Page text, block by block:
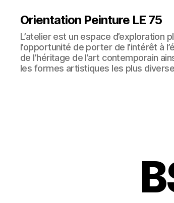
Orientation Peinture LE 75
L’atelier est un espace d’exploration
l’opportunité de porter de l’intérêt à
de l’héritage de l’art contemporain
les formes artistiques les plus